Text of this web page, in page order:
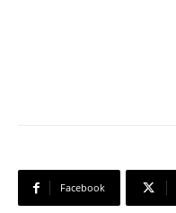
Facebook